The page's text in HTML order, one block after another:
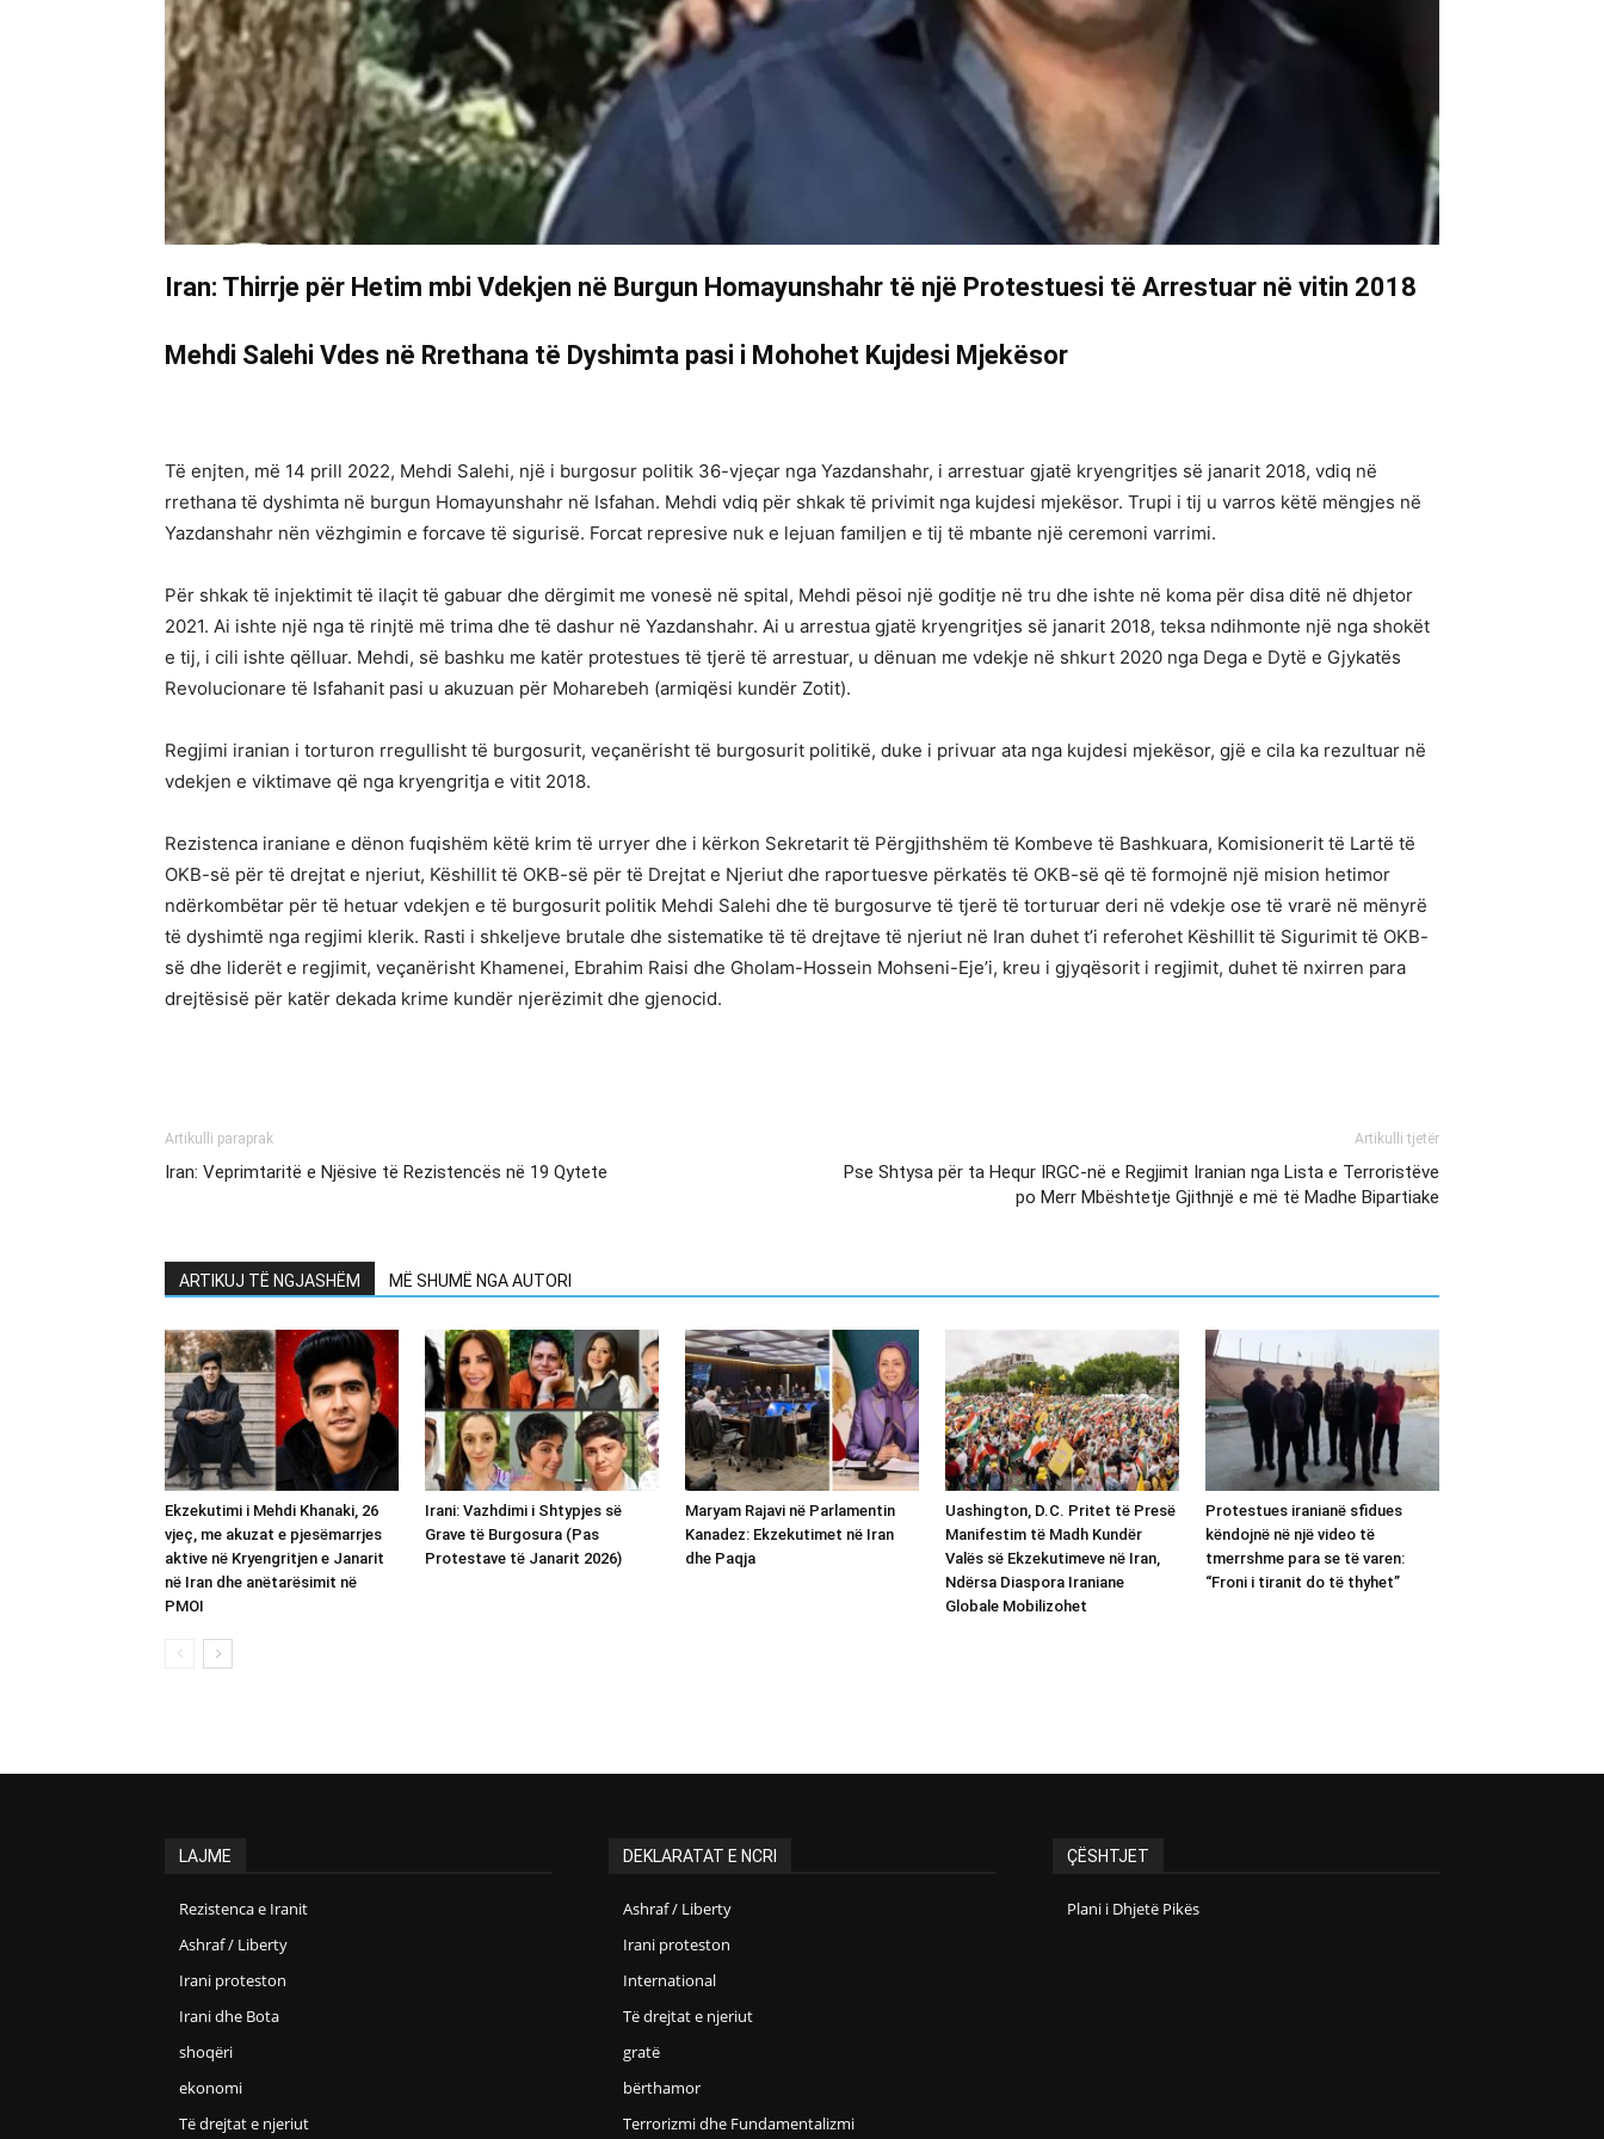
Iran: Thirrje për Hetim mbi Vdekjen në Burgun Homayunshahr të një Protestuesi të Arrestuar në vitin 2018
Mehdi Salehi Vdes në Rrethana të Dyshimta pasi i Mohohet Kujdesi Mjekësor
Të enjten, më 14 prill 2022, Mehdi Salehi, një i burgosur politik 36-vjeçar nga Yazdanshahr, i arrestuar gjatë kryengritjes së janarit 2018, vdiq në
rrethana të dyshimta në burgun Homayunshahr në Isfahan. Mehdi vdiq për shkak të privimit nga kujdesi mjekësor. Trupi i tij u varros këtë mëngjes në
Yazdanshahr nën vëzhgimin e forcave të sigurisë. Forcat represive nuk e lejuan familjen e tij të mbante një ceremoni varrimi.
Për shkak të injektimit të ilaçit të gabuar dhe dërgimit me vonesë në spital, Mehdi pësoi një goditje në tru dhe ishte në koma për disa ditë në dhjetor
2021. Ai ishte një nga të rinjtë më trima dhe të dashur në Yazdanshahr. Ai u arrestua gjatë kryengritjes së janarit 2018, teksa ndihmonte një nga shokët
e tij, i cili ishte qëlluar. Mehdi, së bashku me katër protestues të tjerë të arrestuar, u dënuan me vdekje në shkurt 2020 nga Dega e Dytë e Gjykatës
Revolucionare të Isfahanit pasi u akuzuan për Moharebeh (armiqësi kundër Zotit).
Regjimi iranian i torturon rregullisht të burgosurit, veçanërisht të burgosurit politikë, duke i privuar ata nga kujdesi mjekësor, gjë e cila ka rezultuar në
vdekjen e viktimave që nga kryengritja e vitit 2018.
Rezistenca iraniane e dënon fuqishëm këtë krim të urryer dhe i kërkon Sekretarit të Përgjithshëm të Kombeve të Bashkuara, Komisionerit të Lartë të
OKB-së për të drejtat e njeriut, Këshillit të OKB-së për të Drejtat e Njeriut dhe raportuesve përkatës të OKB-së që të formojnë një mision hetimor
ndërkombëtar për të hetuar vdekjen e të burgosurit politik Mehdi Salehi dhe të burgosurve të tjerë të torturuar deri në vdekje ose të vrarë në mënyrë
të dyshimtë nga regjimi klerik. Rasti i shkeljeve brutale dhe sistematike të të drejtave të njeriut në Iran duhet t’i referohet Këshillit të Sigurimit të OKB-
së dhe liderët e regjimit, veçanërisht Khamenei, Ebrahim Raisi dhe Gholam-Hossein Mohseni-Eje’i, kreu i gjyqësorit i regjimit, duhet të nxirren para
drejtësisë për katër dekada krime kundër njerëzimit dhe gjenocid.
Artikulli paraprak
Iran: Veprimtaritë e Njësive të Rezistencës në 19 Qytete
Artikulli tjetër
Pse Shtysa për ta Hequr IRGC-në e Regjimit Iranian nga Lista e Terroristëve
po Merr Mbështetje Gjithnjë e më të Madhe Bipartiake
ARTIKUJ TË NGJASHËM MË SHUMË NGA AUTORI
Ekzekutimi i Mehdi Khanaki, 26
vjeç, me akuzat e pjesëmarrjes
aktive në Kryengritjen e Janarit
në Iran dhe anëtarësimit në
PMOI
Irani: Vazhdimi i Shtypjes së
Grave të Burgosura (Pas
Protestave të Janarit 2026)
Maryam Rajavi në Parlamentin
Kanadez: Ekzekutimet në Iran
dhe Paqja
Uashington, D.C. Pritet të Presë
Manifestim të Madh Kundër
Valës së Ekzekutimeve në Iran,
Ndërsa Diaspora Iraniane
Globale Mobilizohet
Protestues iranianë sfidues
këndojnë në një video të
tmerrshme para se të varen:
“Froni i tiranit do të thyhet”
LAJME
Rezistenca e Iranit
Ashraf / Liberty
Irani proteston
Irani dhe Bota
shoqëri
ekonomi
Të drejtat e njeriut
DEKLARATAT E NCRI
Ashraf / Liberty
Irani proteston
International
Të drejtat e njeriut
gratë
bërthamor
Terrorizmi dhe Fundamentalizmi
ÇËSHTJET
Plani i Dhjetë Pikës